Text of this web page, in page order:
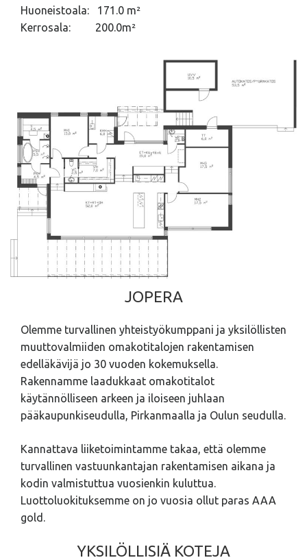
Huoneistoala: 171.0 m²
Kerrosala: 200.0m²
JOPERA
Olemme turvallinen yhteistyökumppani ja yksilöllisten
muuttovalmiiden omakotitalojen rakentamisen
edelläkävijä jo 30 vuoden kokemuksella.
Rakennamme laadukkaat omakotitalot
käytännölliseen arkeen ja iloiseen juhlaan
pääkaupunkiseudulla, Pirkanmaalla ja Oulun seudulla.
Kannattava liiketoimintamme takaa, että olemme
turvallinen vastuunkantajan rakentamisen aikana ja
kodin valmistuttua vuosienkin kuluttua.
Luottoluokituksemme on jo vuosia ollut paras AAA
gold.
YKSILÖLLISIÄ KOTEJA